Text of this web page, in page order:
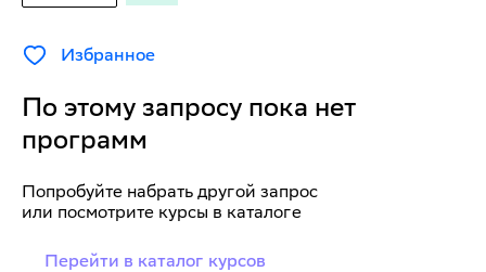
Избранное
По этому запросу пока нет
программ
Попробуйте набрать другой запрос
или посмотрите курсы в каталоге
Перейти в каталог курсов